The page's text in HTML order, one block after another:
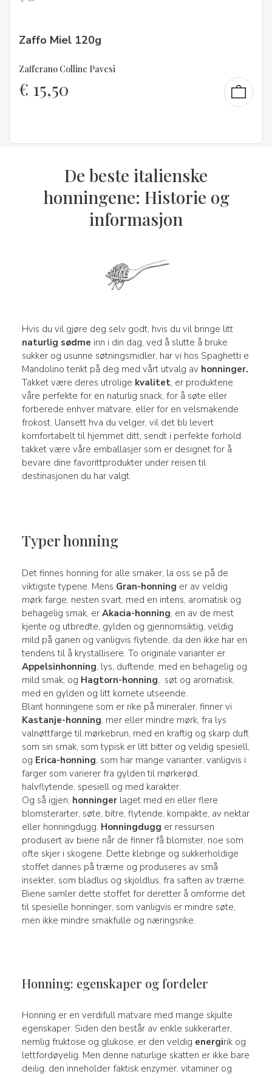
Zaffo Miel 120g
Zafferano Colline Pavesi
€ 15,50
De beste italienske
honningene: Historie og
informasjon
Hvis du vil gjøre deg selv godt, hvis du vil bringe litt
naturlig sødme inn i din dag, ved å slutte å bruke
sukker og usunne søtningsmidler, har vi hos Spaghetti e
Mandolino tenkt på deg med vårt utvalg av honninger.
Takket være deres utrolige kvalitet, er produktene
våre perfekte for en naturlig snack, for å søte eller
forberede enhver matvare, eller for en velsmakende
frokost. Uansett hva du velger, vil det bli levert
komfortabelt til hjemmet ditt, sendt i perfekte forhold
takket være våre emballasjer som er designet for å
bevare dine favorittprodukter under reisen til
destinasjonen du har valgt.
Typer honning
Det finnes honning for alle smaker, la oss se på de
viktigste typene. Mens Gran-honning er av veldig
mørk farge, nesten svart, med en intens, aromatisk og
behagelig smak, er Akacia-honning, en av de mest
kjente og utbredte, gylden og gjennomsiktig, veldig
mild på ganen og vanligvis flytende, da den ikke har en
tendens til å krystallisere. To originale varianter er
Appelsinhonning, lys, duftende, med en behagelig og
mild smak, og Hagtorn-honning, søt og aromatisk,
med en gylden og litt kornete utseende.
Blant honningene som er rike på mineraler, finner vi
Kastanje-honning, mer eller mindre mørk, fra lys
valnøttfarge til mørkebrun, med en kraftig og skarp duft
som sin smak, som typisk er litt bitter og veldig spesiell,
og Erica-honning, som har mange varianter, vanligvis i
farger som varierer fra gylden til mørkerød,
halvflytende, spesiell og med karakter.
Og så igjen, honningerlaget med en eller flere
blomsterarter, søte, bitre, flytende, kompakte, av nektar
eller honningdugg. Honningdugg er ressursen
produsert av biene når de finner få blomster, noe som
ofte skjer i skogene. Dette klebrige og sukkerholdige
stoffet dannes på trærne og produseres av små
insekter, som bladlus og skjoldlus, fra saften av trærne.
Biene samler dette stoffet for deretter å omforme det
til spesielle honninger, som vanligvis er mindre søte,
men ikke mindre smakfulle og næringsrike.
Honning: egenskaper og fordeler
Honning er en verdifull matvare med mange skjulte
egenskaper. Siden den består av enkle sukkerarter,
nemlig fruktose og glukose, er den veldig energirik og
lettfordøyelig. Men denne naturlige skatten er ikke bare
deilig, den inneholder faktisk enzymer, vitaminer og